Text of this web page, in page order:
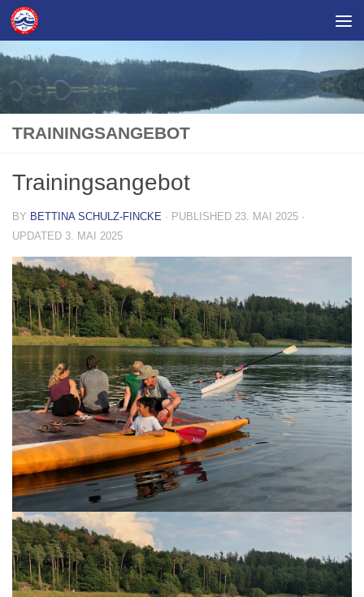
Skip to content
TRAININGSANGEBOT
Trainingsangebot
BY BETTINA SCHULZ-FINCKE · PUBLISHED 23. MAI 2025 ·
UPDATED 3. MAI 2025